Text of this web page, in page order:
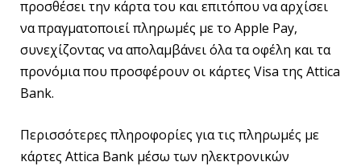
προσθέσει την κάρτα του και επιτόπου να αρχίσει
να πραγματοποιεί πληρωμές με το Apple Pay,
συνεχίζοντας να απολαμβάνει όλα τα οφέλη και τα
προνόμια που προσφέρουν οι κάρτες Visa της Attica
Bank.
Περισσότερες πληροφορίες για τις πληρωμές με
κάρτες Attica Bank μέσω των ηλεκτρονικών